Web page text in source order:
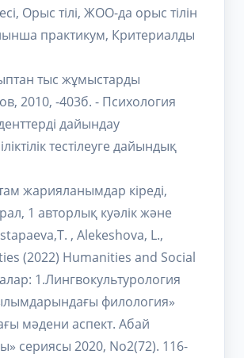
Орыс тілі, ЖОО-да орыс тілін
практикум, Критериалды
тыс жұмыстарды
2010, -403б. - Психология
дайындау
тестілеуге дайындық
жарияланымдар кіреді,
1 авторлық куәлік және
, Alekeshova, L.,
(2022) Humanities and Social
1.Лингвокультурология
филология»
мәдени аспект. Абай
сериясы 2020, No2(72). 116-